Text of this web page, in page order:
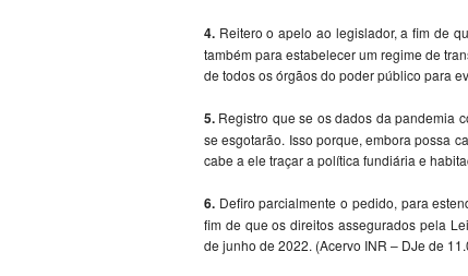
4. Reitero o apelo ao legislador, a fim de
também para estabelecer um regime de
de todos os órgãos do poder público para
5. Registro que se os dados da pandemia
se esgotarão. Isso porque, embora possa
cabe a ele traçar a política fundiária e
6. Defiro parcialmente o pedido, para
fim de que os direitos assegurados pela
de junho de 2022. (Acervo INR – DJe de